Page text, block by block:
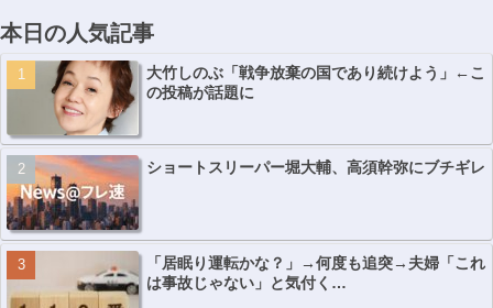
本日の人気記事
大竹しのぶ「戦争放棄の国であり続けよう」←こ
の投稿が話題に
ショートスリーパー堀大輔、高須幹弥にブチギレ
「居眠り運転かな？」→何度も追突→夫婦「これ
は事故じゃない」と気付く…